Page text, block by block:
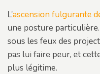
L’ascension fulgurante
une posture
sous les feux des
pas lui faire peur, et
plus légitime.